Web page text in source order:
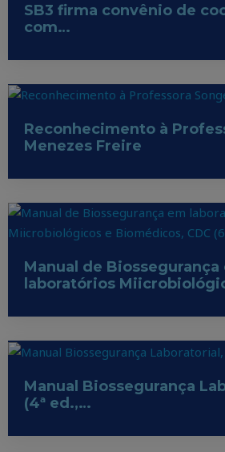
SB3 firma convênio de
com…
Reconhecimento à
Menezes Freire
Manual de Biossegurança
laboratórios
Manual Biossegurança
(4ª ed.,…